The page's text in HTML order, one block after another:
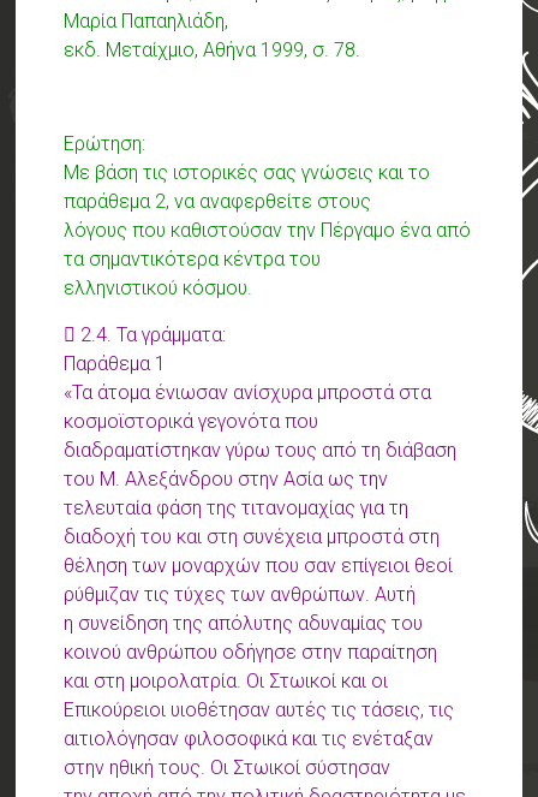
Μαρία Παπαηλιάδη,
εκδ. Μεταίχμιο, Αθήνα 1999, σ. 78.
Ερώτηση:
Με βάση τις ιστορικές σας γνώσεις και το
παράθεμα 2, να αναφερθείτε στους
λόγους που καθιστούσαν την Πέργαμο ένα από
τα σημαντικότερα κέντρα του
ελληνιστικού κόσμου.
 2.4. Τα γράμματα:
Παράθεμα 1
«Τα άτομα ένιωσαν ανίσχυρα μπροστά στα
κοσμοϊστορικά γεγονότα που
διαδραματίστηκαν γύρω τους από τη διάβαση
του Μ. Αλεξάνδρου στην Ασία ως την
τελευταία φάση της τιτανομαχίας για τη
διαδοχή του και στη συνέχεια μπροστά στη
θέληση των μοναρχών που σαν επίγειοι θεοί
ρύθμιζαν τις τύχες των ανθρώπων. Αυτή
η συνείδηση της απόλυτης αδυναμίας του
κοινού ανθρώπου οδήγησε στην παραίτηση
και στη μοιρολατρία. Οι Στωικοί και οι
Επικούρειοι υιοθέτησαν αυτές τις τάσεις, τις
αιτιολόγησαν φιλοσοφικά και τις ενέταξαν
στην ηθική τους. Οι Στωικοί σύστησαν